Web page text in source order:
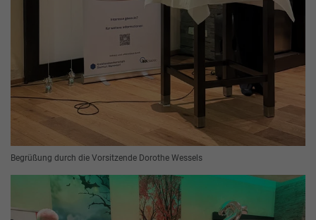
Begrüßung durch die Vorsitzende Dorothe Wessels